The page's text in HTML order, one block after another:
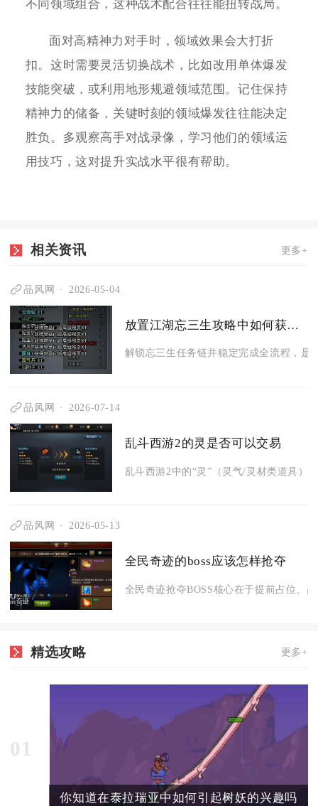
不同领域组合，这种战术配合往往能扭转战局。
面对高精神力对手时，领域效果会大打折
扣。这时需要灵活切换战术，比如改用单体爆发
技能突破，或利用地形规避领域范围。记住保持
精神力的储备，关键时刻的领域爆发往往能决定
胜负。多观察高手对战录像，学习他们的领域运
用技巧，这对提升实战水平很有帮助。
相关资讯 更多+
品风网 2026-05-04
放置江湖忘三生攻略中如何获得更多的资源
解锁忘三生任务链并稳定完成全流程，是
品风网 2026-07-14
乱斗西游2的灵是否可以交易
乱斗西游2中的“灵”（灵气/灵材类道具）
品风网 2026-05-13
全民奇迹的boss应该怎样抢夺
全民奇迹抢夺BOSS核心在于提前占位、
精选攻略 更多+
01
你知道在泰拉瑞亚中如何引起树妖的兴趣吗